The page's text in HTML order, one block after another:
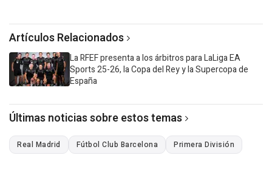
Artículos Relacionados
La RFEF presenta a los árbitros para LaLiga EA
Sports 25-26, la Copa del Rey y la Supercopa de
España
Últimas noticias sobre estos temas
Real Madrid Fútbol Club Barcelona Primera División